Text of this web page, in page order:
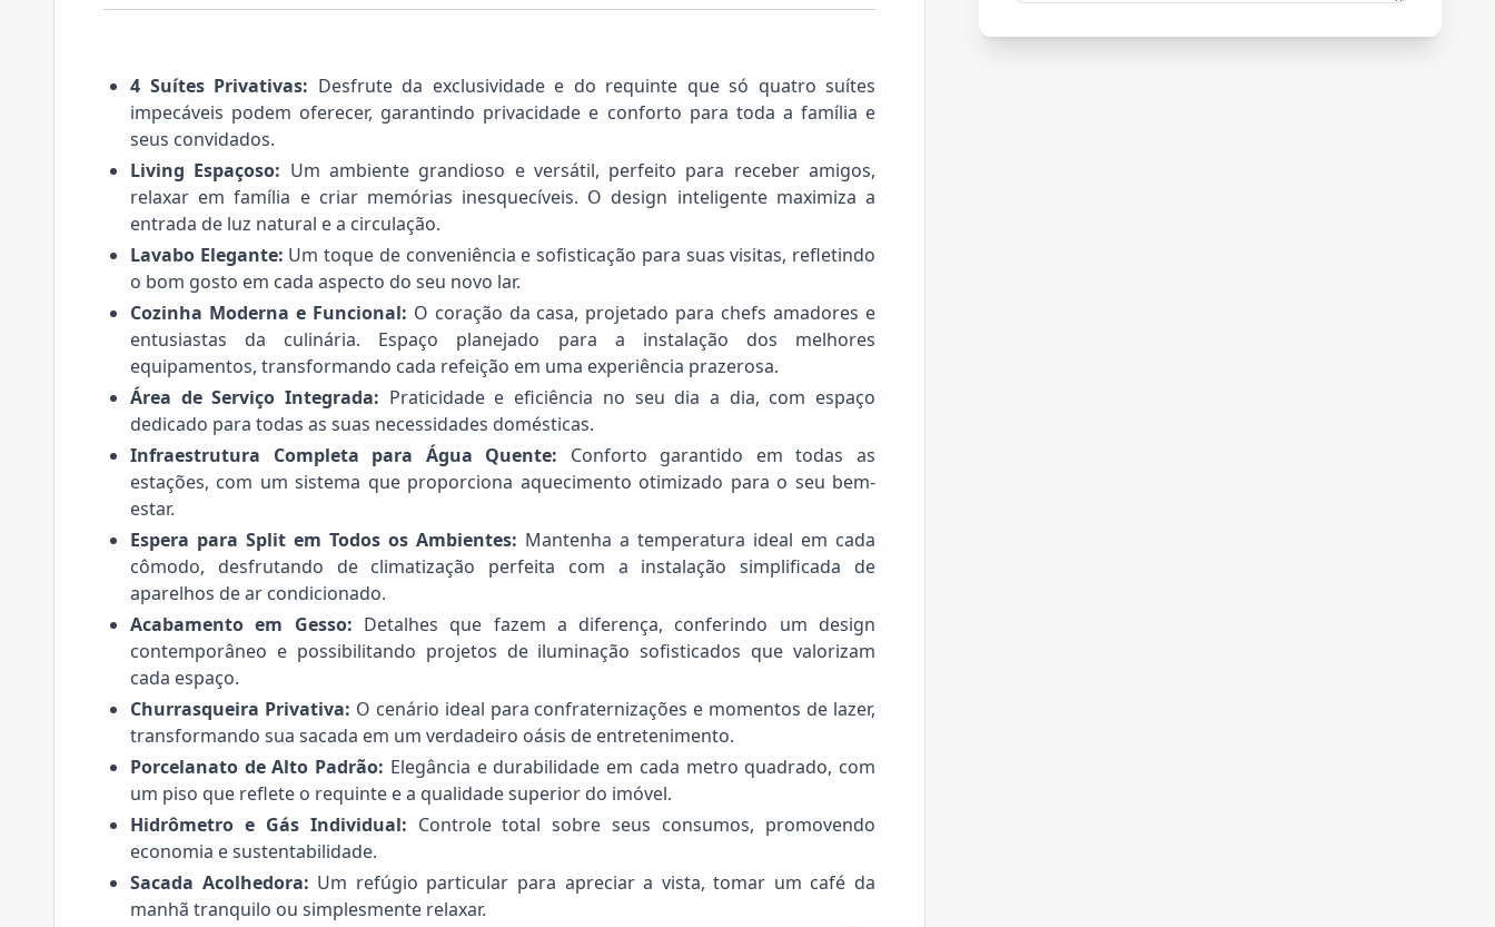
4 Suítes Privativas: Desfrute da exclusividade e do requinte que só quatro suítes
impecáveis podem oferecer, garantindo privacidade e conforto para toda a família e
seus convidados.
Living Espaçoso: Um ambiente grandioso e versátil, perfeito para receber amigos,
relaxar em família e criar memórias inesquecíveis. O design inteligente maximiza a
entrada de luz natural e a circulação.
Lavabo Elegante: Um toque de conveniência e sofisticação para suas visitas, refletindo
o bom gosto em cada aspecto do seu novo lar.
Cozinha Moderna e Funcional: O coração da casa, projetado para chefs amadores e
entusiastas da culinária. Espaço planejado para a instalação dos melhores
equipamentos, transformando cada refeição em uma experiência prazerosa.
Área de Serviço Integrada: Praticidade e eficiência no seu dia a dia, com espaço
dedicado para todas as suas necessidades domésticas.
Infraestrutura Completa para Água Quente: Conforto garantido em todas as
estações, com um sistema que proporciona aquecimento otimizado para o seu bem-
estar.
Espera para Split em Todos os Ambientes: Mantenha a temperatura ideal em cada
cômodo, desfrutando de climatização perfeita com a instalação simplificada de
aparelhos de ar condicionado.
Acabamento em Gesso: Detalhes que fazem a diferença, conferindo um design
contemporâneo e possibilitando projetos de iluminação sofisticados que valorizam
cada espaço.
Churrasqueira Privativa: O cenário ideal para confraternizações e momentos de lazer,
transformando sua sacada em um verdadeiro oásis de entretenimento.
Porcelanato de Alto Padrão: Elegância e durabilidade em cada metro quadrado, com
um piso que reflete o requinte e a qualidade superior do imóvel.
Hidrômetro e Gás Individual: Controle total sobre seus consumos, promovendo
economia e sustentabilidade.
Sacada Acolhedora: Um refúgio particular para apreciar a vista, tomar um café da
manhã tranquilo ou simplesmente relaxar.